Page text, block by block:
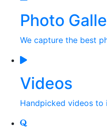
Photo
We capture the best
Videos
Handpicked videos to